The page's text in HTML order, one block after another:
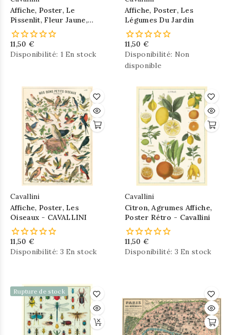
Affiche, Poster, Le
Pissenlit, Fleur Jaune,
Rétro
11,50 €
Disponibilité: 1 En stock
Affiche, Poster, Les
Légumes Du Jardin
11,50 €
Disponibilité: Non
disponible
Cavallini
Affiche, Poster, Les
Oiseaux - CAVALLINI
11,50 €
Disponibilité: 3 En stock
Cavallini
Citron, Agrumes Affiche,
Poster Rétro - Cavallini
11,50 €
Disponibilité: 3 En stock
Rupture de stock